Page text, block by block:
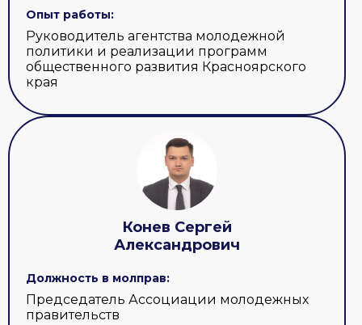
Опыт работы:
Руководитель агентства молодежной
политики и реализации программ
общественного развития Красноярского
края
Конев Сергей
Александрович
Должность в молправ:
Председатель Ассоциации молодежных
правительств